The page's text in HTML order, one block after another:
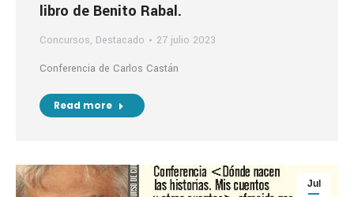
libro de Benito Rabal.
Concursos, Destacado
27 julio 2023
Conferencia de Carlos Castán
Read more
Jul